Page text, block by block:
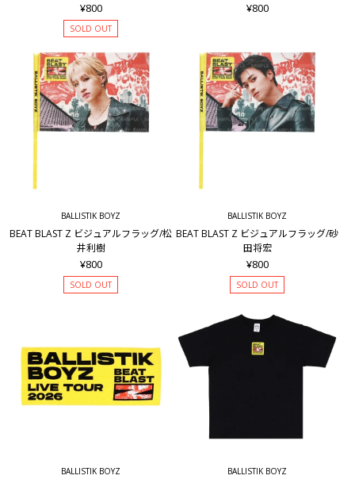
¥800
SOLD OUT
¥800
BALLISTIK BOYZ
BEAT BLAST Z ビジュアルフラッグ/松
井利樹
¥800
SOLD OUT
BALLISTIK BOYZ
BEAT BLAST Z ビジュアルフラッグ/砂
田将宏
¥800
SOLD OUT
BALLISTIK BOYZ BALLISTIK BOYZ